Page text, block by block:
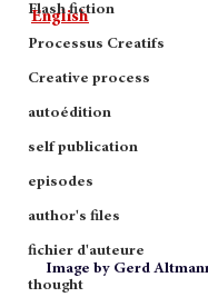
Flash fiction
Processus Creatifs
Creative process
autoédition
self publication
episodes
author's files
fichier d'auteure
thought
English
Image by Gerd